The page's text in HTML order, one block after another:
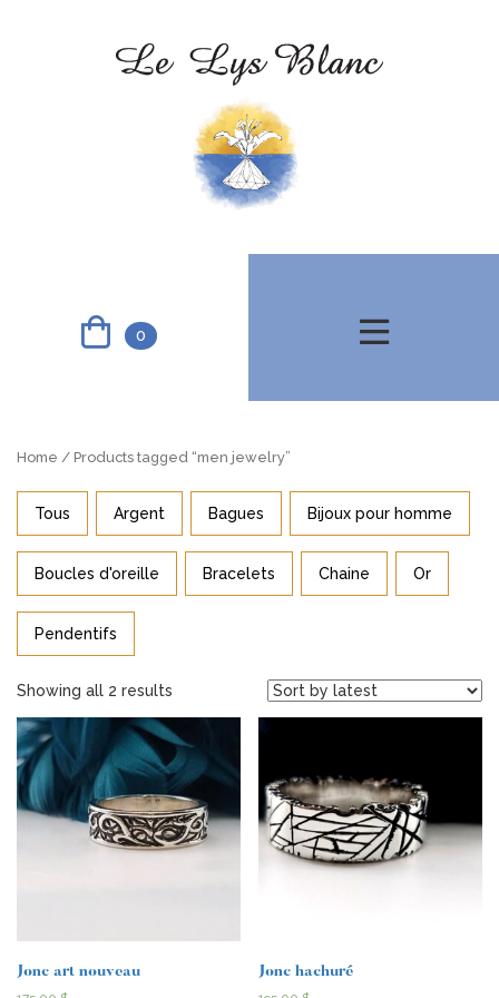
0
Home / Products tagged “men jewelry”
Tous Argent Bagues Bijoux pour homme
Boucles d'oreille Bracelets Chaine Or
Pendentifs
Showing all 2 results
Jonc art nouveau
Jonc hachuré